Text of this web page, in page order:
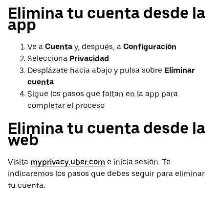
Elimina tu cuenta desde la
app
Ve a Cuenta y, después, a Configuración
Selecciona Privacidad
Desplázate hacia abajo y pulsa sobre Eliminar
cuenta
Sigue los pasos que faltan en la app para
completar el proceso
Elimina tu cuenta desde la
web
Visita myprivacy.uber.com e inicia sesión. Te
indicaremos los pasos que debes seguir para eliminar
tu cuenta.